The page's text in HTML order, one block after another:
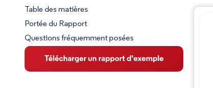
Aperçu du marché
VUE D’ENSEMBLE DU MARCHÉ
Principales tendances du marché
Table des matières
Portée du Rapport
Questions fréquemment posées